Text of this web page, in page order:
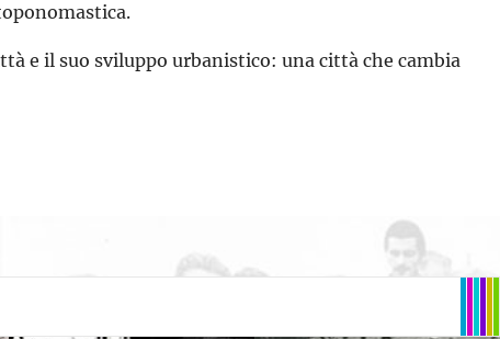
e il suo sviluppo urbanistico: una città che cambia